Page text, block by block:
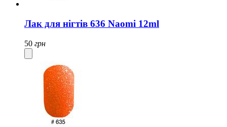
Лак для нігтів 636 Naomi 12ml
50 грн